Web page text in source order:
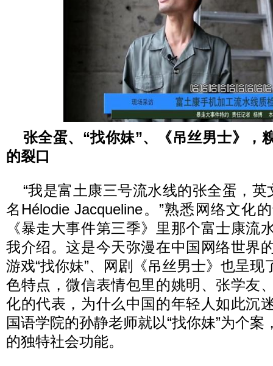
张全蛋、“找你妹”、《吊丝男士》，
的裂口
“我是富土康三号流水线的张全蛋，
名Hélodie Jacqueline。”熟悉网络文化
《暴走大事件第三季》里那个富士康流
我介绍。这是今天弥漫在中国网络世界
游戏“找你妹”、网剧《吊丝男士》也呈
色特点，微信表情包里的姚明、张学友
化的代表，为什么中国的年轻人如此沉
国语学院的孙静老师就以“找你妹”为个
的独特社会功能。